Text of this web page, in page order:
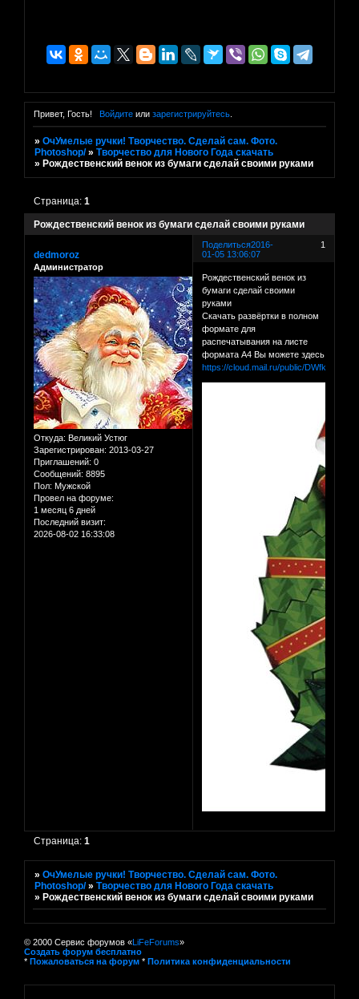
Привет, Гость! Войдитеили зарегистрируйтесь.
»ОчУмелые ручки! Творчество. Сделай сам. Фото.
Photoshop/ »Творчество для Нового Года скачать
» Рождественский венок из бумаги сделай своими руками
Рождественский венок из бумаги сделай своими руками
Страница:1
Поделиться 1
2016-
01-05 13:06:07
dedmoroz
Администратор
Откуда: Великий Устюг
Зарегистрирован: 2013-03-27
Приглашений: 0
Сообщений: 8895
Пол: Мужской
Провел на форуме:
1 месяц 6 дней
Последний визит:
2026-08-02 16:33:08
Рождественский венок из
бумаги сделай своими
руками
Скачать развёртки в полном
формате для
распечатывания на листе
формата А4 Вы можете здесь
https://cloud.mail.ru/public/DWfk/
Страница:1
»ОчУмелые ручки! Творчество. Сделай сам. Фото.
Photoshop/ »Творчество для Нового Года скачать
»Рождественский венок из бумаги сделай своими руками
© 2000 Сервис форумов «LiFeForums»
Создать форум бесплатно
* Пожаловаться на форум * Политика конфиденциальности